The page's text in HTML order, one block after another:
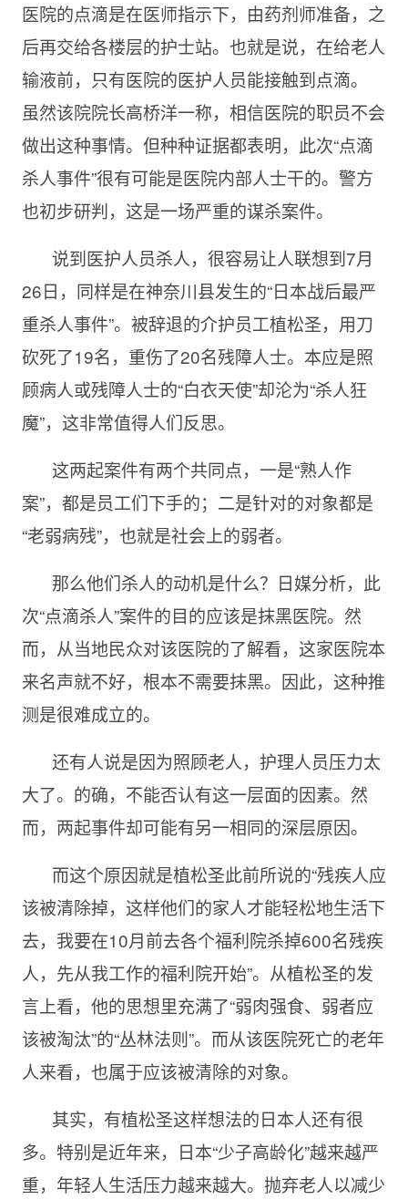
医院的点滴是在医师指示下，由药剂师准备，之
后再交给各楼层的护士站。也就是说，在给老人
输液前，只有医院的医护人员能接触到点滴。
虽然该院院长高桥洋一称，相信医院的职员不会
做出这种事情。但种种证据都表明，此次“点滴
杀人事件”很有可能是医院内部人士干的。警方
也初步研判，这是一场严重的谋杀案件。
说到医护人员杀人，很容易让人联想到7月
26日，同样是在神奈川县发生的“日本战后最严
重杀人事件”。被辞退的介护员工植松圣，用刀
砍死了19名，重伤了20名残障人士。本应是照
顾病人或残障人士的“白衣天使”却沦为“杀人狂
魔”，这非常值得人们反思。
这两起案件有两个共同点，一是“熟人作
案”，都是员工们下手的；二是针对的对象都是
“老弱病残”，也就是社会上的弱者。
那么他们杀人的动机是什么？日媒分析，此
次“点滴杀人”案件的目的应该是抹黑医院。然
而，从当地民众对该医院的了解看，这家医院本
来名声就不好，根本不需要抹黑。因此，这种推
测是很难成立的。
还有人说是因为照顾老人，护理人员压力太
大了。的确，不能否认有这一层面的因素。然
而，两起事件却可能有另一相同的深层原因。
而这个原因就是植松圣此前所说的“残疾人应
该被清除掉，这样他们的家人才能轻松地生活下
去，我要在10月前去各个福利院杀掉600名残疾
人，先从我工作的福利院开始”。从植松圣的发
言上看，他的思想里充满了“弱肉强食、弱者应
该被淘汰”的“丛林法则”。而从该医院死亡的老年
人来看，也属于应该被清除的对象。
其实，有植松圣这样想法的日本人还有很
多。特别是近年来，日本“少子高龄化”越来越严
重，年轻人生活压力越来越大。抛弃老人以减少